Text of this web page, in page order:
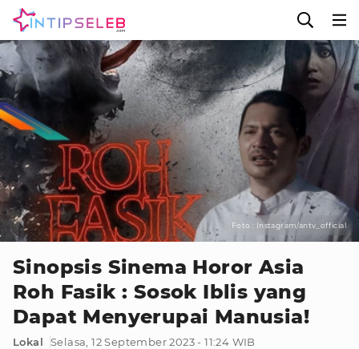
Foto : Instagram/antv_official
Sinopsis Sinema Horor Asia
Roh Fasik : Sosok Iblis yang
Dapat Menyerupai Manusia!
Lokal
Selasa, 12 September 2023 - 11:24 WIB